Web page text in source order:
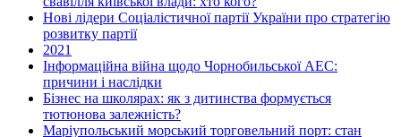
Нові лідери Соціалістичної партії України про стратегію
розвитку партії
2021
Інформаційна війна щодо Чорнобильської АЕС:
причини і наслідки
Бізнес на школярах: як з дитинства формується
тютюнова залежність?
Маріупольський морський торговельний порт: стан